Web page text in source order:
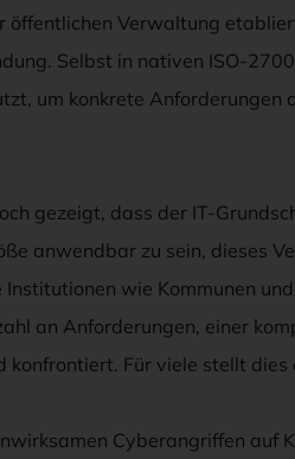
öffentlichen Verwaltung
Selbst in nativen ISO-
um konkrete Anforderungen
gezeigt, dass der IT-
anwendbar zu sein, dieses
Institutionen wie Kommunen
an Anforderungen, einer
konfrontiert. Für viele stellt
Cyberangriffen auf